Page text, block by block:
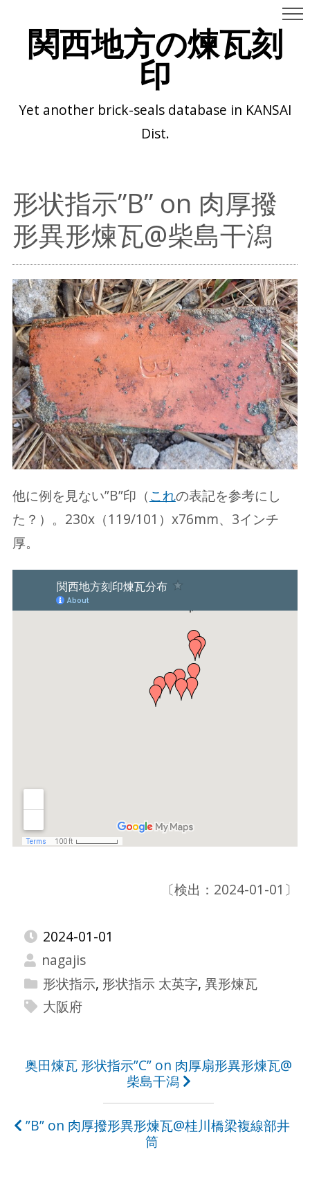
関西地方の煉瓦刻
印
Yet another brick-seals database in KANSAI
Dist.
形状指示”B” on 肉厚撥
形異形煉瓦@柴島干潟
他に例を見ない”B”印（これの表記を参考にし
た？）。230x（119/101）x76mm、3インチ
厚。
〔検出：2024-01-01〕
2024-01-01
nagajis
形状指示, 形状指示 太英字, 異形煉瓦
大阪府
投
ナ
奥田煉瓦 形状指示”C” on 肉厚扇形異形煉瓦@
柴島干潟
”B” on 肉厚撥形異形煉瓦@桂川橋梁複線部井
筒